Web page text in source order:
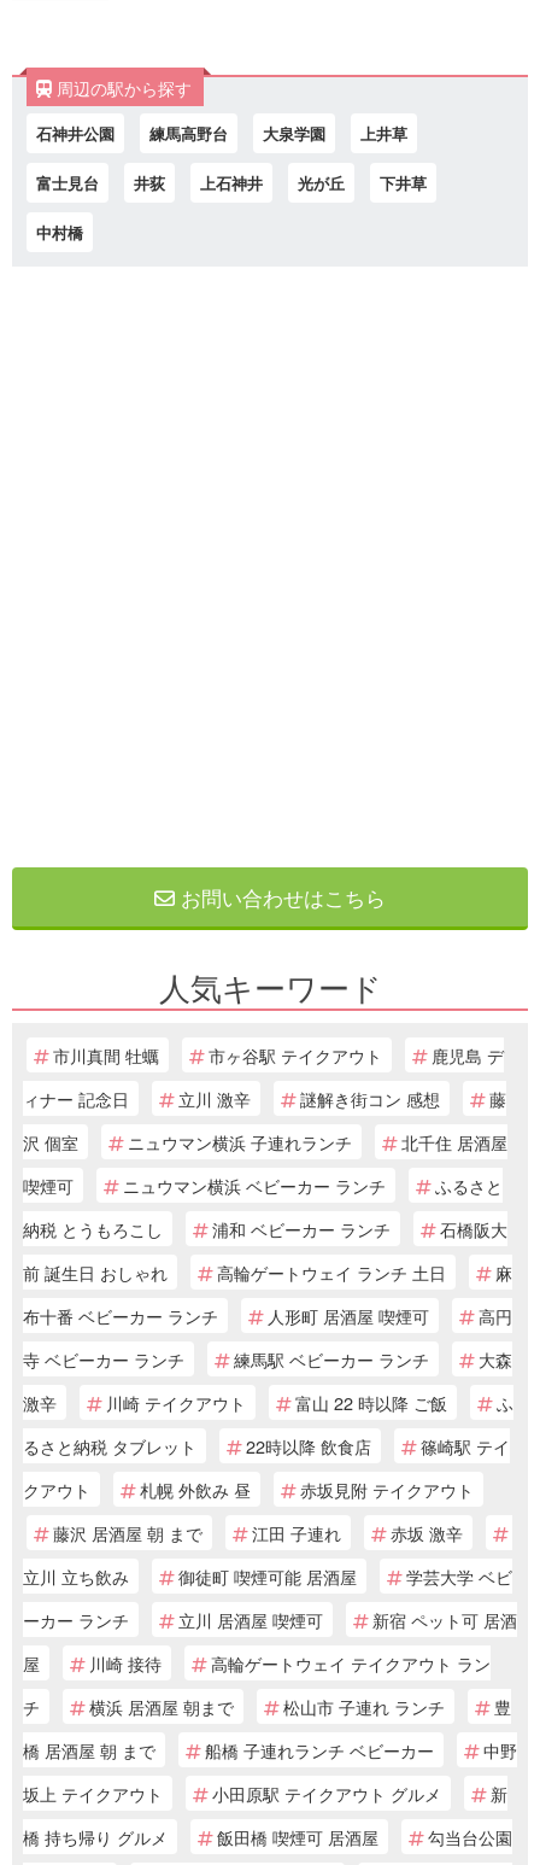
周辺の駅から探す
石神井公園 練馬高野台 大泉学園 上井草
富士見台 井荻 上石神井 光が丘 下井草
中村橋
お問い合わせはこちら
人気キーワード
市川真間 牡蠣 市ヶ谷駅 テイクアウト
鹿児島 デ
ィナー 記念日
立川 激辛 謎解き街コン 感想
藤
沢 個室
ニュウマン横浜 子連れランチ
北千住 居酒屋
喫煙可
ニュウマン横浜 ベビーカー ランチ
ふるさと
納税 とうもろこし
浦和 ベビーカー ランチ
石橋阪大
前 誕生日 おしゃれ
高輪ゲートウェイ ランチ 土日
麻
布十番 ベビーカー ランチ
人形町 居酒屋 喫煙可
高円
寺 ベビーカー ランチ
練馬駅 ベビーカー ランチ
大森
激辛
川崎 テイクアウト 富山 22 時以降 ご飯
ふ
るさと納税 タブレット
22時以降 飲食店
篠崎駅 テイ
クアウト
札幌 外飲み 昼
赤坂見附 テイクアウト
藤沢 居酒屋 朝 まで
江田 子連れ
赤坂 激辛
立川 立ち飲み
御徒町 喫煙可能 居酒屋
学芸大学 ベビ
ーカー ランチ
立川 居酒屋 喫煙可
新宿 ペット可 居酒
屋
川崎 接待
高輪ゲートウェイ テイクアウト ラン
チ
横浜 居酒屋 朝まで 松山市 子連れ ランチ
豊
橋 居酒屋 朝 まで
船橋 子連れランチ ベビーカー
中野
坂上 テイクアウト
小田原駅 テイクアウト グルメ
新
橋 持ち帰り グルメ
飯田橋 喫煙可 居酒屋 勾当台公園